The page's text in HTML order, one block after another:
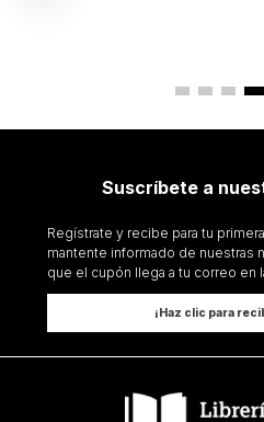
Suscríbete a
Regístrate y recibe para tu
mantente informado de nuestras
que el cupón llega a tu correo en
¡Haz clic para